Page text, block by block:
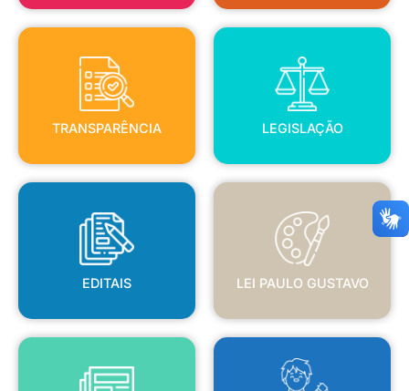
TRANSPARÊNCIA
TRANSPARÊNCIA
LEGISLAÇÃO
LEGISLAÇÃO
EDITAIS
EDITAIS
LEI PAULO GUSTAVO
LEI PAULO GUSTAVO
JORNAL OFICIAL POLÍTICA NACIONAL ALDIR
BLANC